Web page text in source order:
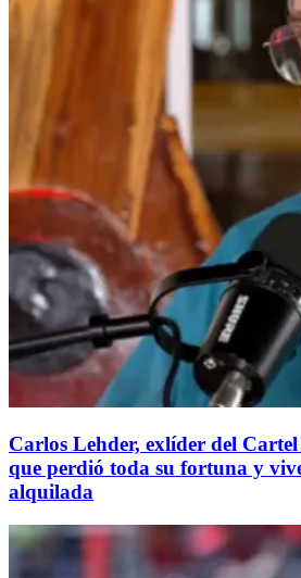
Carlos Lehder, exlíder del
que perdió toda su fortuna y
alquilada